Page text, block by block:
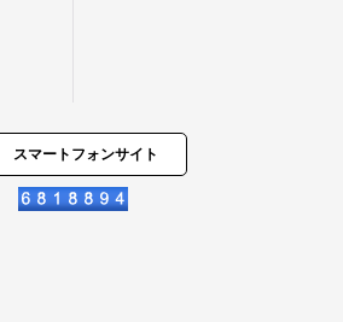
スマートフォンサイト